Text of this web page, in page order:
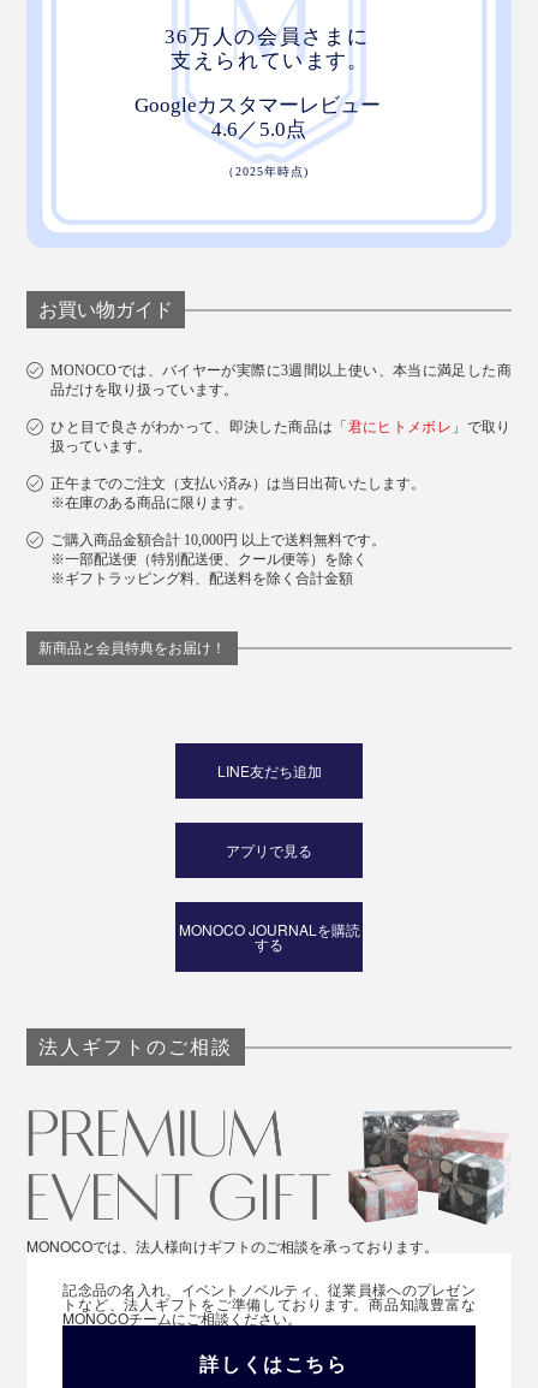
お買い物ガイド
MONOCOでは、バイヤーが実際に3週間以上使い、本当に満足した商
品だけを取り扱っています。
ひと目で良さがわかって、即決した商品は「君にヒトメボレ 」で取り
扱っています。
正午までのご注文（支払い済み）は当日出荷いたします。
※在庫のある商品に限ります。
ご購入商品金額合計 10,000円 以上で送料無料です。
※一部配送便（特別配送便、クール便等）を除く
※ギフトラッピング料、配送料を除く合計金額
新商品と会員特典をお届け！
LINE友だち追加
アプリで見る
MONOCO JOURNALを購読
する
法人ギフトのご相談
MONOCOでは、法人様向けギフトのご相談を承っております。
記念品の名入れ、イベントノベルティ、従業員様へのプレゼン
トなど、法人ギフトをご準備しております。商品知識豊富な
MONOCOチームにご相談ください。
詳しくはこちら